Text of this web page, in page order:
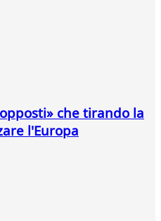
che tirando la
l'Europa